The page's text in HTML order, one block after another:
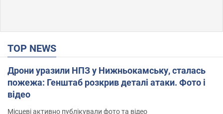
TOP NEWS
Дрони уразили НПЗ у Нижньокамську, сталась
пожежа: Генштаб розкрив деталі атаки. Фото і
відео
Місцеві активно публікували фото та відео